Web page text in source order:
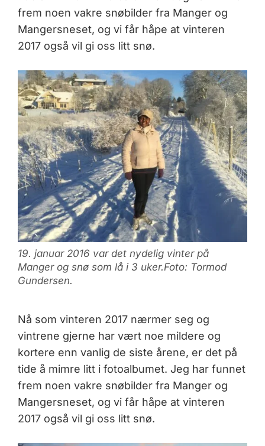
frem noen vakre snøbilder fra Manger og
Mangersneset, og vi får håpe at vinteren
2017 også vil gi oss litt snø.
19. januar 2016 var det nydelig vinter på
Manger og snø som lå i 3 uker.Foto: Tormod
Gundersen.
Nå som vinteren 2017 nærmer seg og
vintrene gjerne har vært noe mildere og
kortere enn vanlig de siste årene, er det på
tide å mimre litt i fotoalbumet. Jeg har funnet
frem noen vakre snøbilder fra Manger og
Mangersneset, og vi får håpe at vinteren
2017 også vil gi oss litt snø.